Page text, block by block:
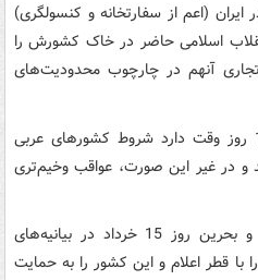
(اعم از سفارتخانه و کنسولگری)
اسلامی حاضر در خاک کشورش را
تجاری آنهم در چارچوب محدودیت‌های
بر این اساس، دولت قطر فقط 10 روز وقت دارد شروط کشورهای عربی
و در غیر این صورت، عواقب وخیم‌تری
کشورهای عربستان، مصر، امارات و بحرین روز 15 خرداد در بیانیه‌های
با قطر اعلام و این کشور را به حمایت